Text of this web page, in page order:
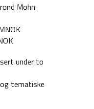
Mohn:
under to
tematiske